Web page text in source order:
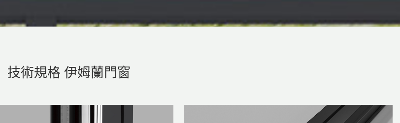
技術規格 伊姆蘭門窗